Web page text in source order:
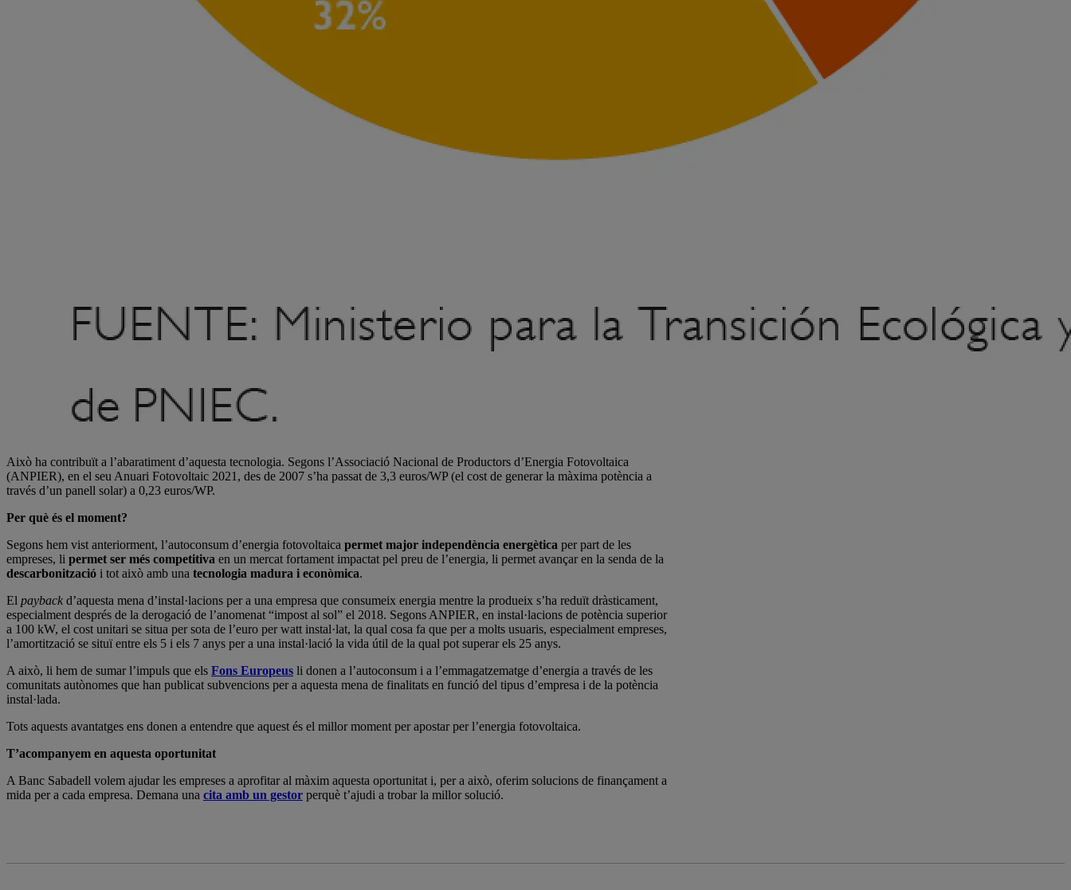
Això ha contribuït a l’abaratiment d’aquesta tecnologia. Segons l’Associació Nacional de Productors d’Energia Fotovoltaica
(ANPIER), en el seu Anuari Fotovoltaic 2021, des de 2007 s’ha passat de 3,3 euros/WP (el cost de generar la màxima potència a
través d’un panell solar) a 0,23 euros/WP.
Per què és el moment?
Segons hem vist anteriorment, l’autoconsum d’energia fotovoltaica permet major independència energètica per part de les
empreses, li permet ser més competitiva en un mercat fortament impactat pel preu de l’energia, li permet avançar en la senda de la
descarbonització i tot això amb una tecnologia madura i econòmica.
El payback d’aquesta mena d’instal·lacions per a una empresa que consumeix energia mentre la produeix s’ha reduït dràsticament,
especialment després de la derogació de l’anomenat “impost al sol” el 2018. Segons ANPIER, en instal·lacions de potència superior
a 100 kW, el cost unitari se situa per sota de l’euro per watt instal·lat, la qual cosa fa que per a molts usuaris, especialment empreses,
l’amortització se situï entre els 5 i els 7 anys per a una instal·lació la vida útil de la qual pot superar els 25 anys.
A això, li hem de sumar l’impuls que els Fons Europeus li donen a l’autoconsum i a l’emmagatzematge d’energia a través de les
comunitats autònomes que han publicat subvencions per a aquesta mena de finalitats en funció del tipus d’empresa i de la potència
instal·lada.
Tots aquests avantatges ens donen a entendre que aquest és el millor moment per apostar per l’energia fotovoltaica.
T’acompanyem en aquesta oportunitat
A Banc Sabadell volem ajudar les empreses a aprofitar al màxim aquesta oportunitat i, per a això, oferim solucions de finançament a
mida per a cada empresa. Demana una cita amb un gestor perquè t’ajudi a trobar la millor solució.